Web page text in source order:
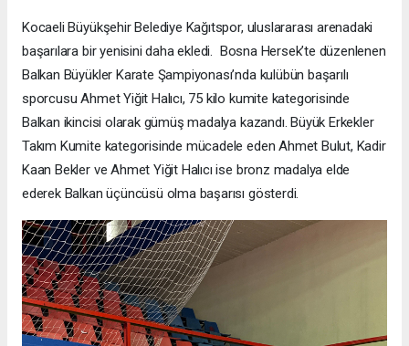
Kocaeli Büyükşehir Belediye Kağıtspor, uluslararası arenadaki
başarılara bir yenisini daha ekledi. Bosna Hersek’te düzenlenen
Balkan Büyükler Karate Şampiyonası’nda kulübün başarılı
sporcusu Ahmet Yiğit Halıcı, 75 kilo kumite kategorisinde
Balkan ikincisi olarak gümüş madalya kazandı. Büyük Erkekler
Takım Kumite kategorisinde mücadele eden Ahmet Bulut, Kadir
Kaan Bekler ve Ahmet Yiğit Halıcı ise bronz madalya elde
ederek Balkan üçüncüsü olma başarısı gösterdi.